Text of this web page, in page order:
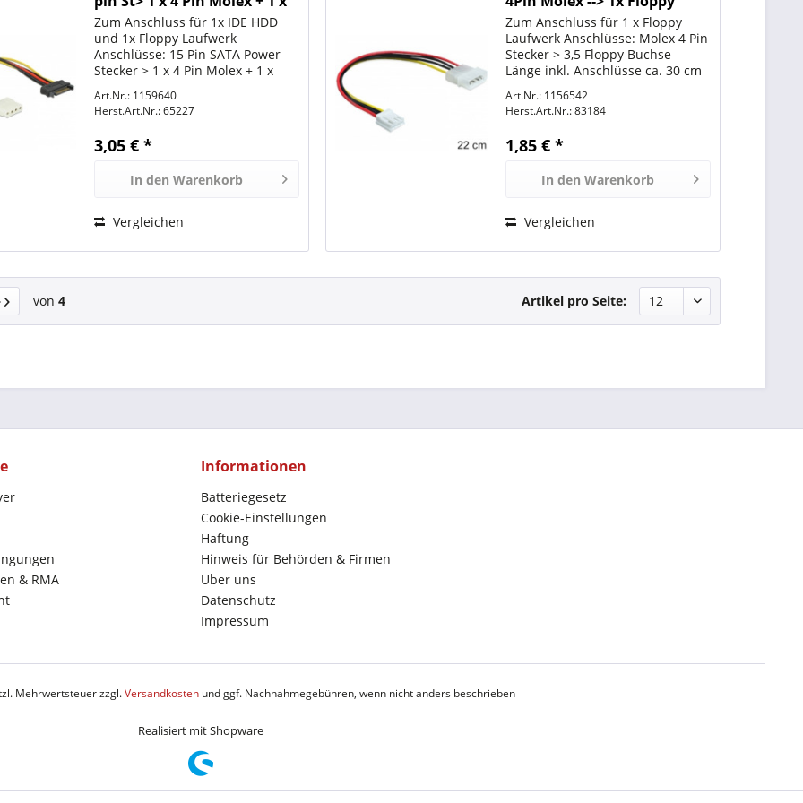
Floppy
Zum Anschluss für 1x IDE HDD
und 1x Floppy Laufwerk
Anschlüsse: 15 Pin SATA Power
Stecker > 1 x 4 Pin Molex + 1 x
Art.Nr.: 1159640
Herst.Art.Nr.:65227
3,05 € *
In den Warenkorb
Vergleichen
Buchse
Zum Anschluss für 1 x Floppy
Laufwerk Anschlüsse: Molex 4 Pin
Stecker > 3,5 Floppy Buchse
Länge inkl. Anschlüsse ca. 30 cm
Art.Nr.: 1156542
Herst.Art.Nr.:83184
1,85 € *
In den Warenkorb
Vergleichen
von 4 Artikel pro Seite:
& RMA
Informationen
Batteriegesetz
Cookie-Einstellungen
Haftung
Hinweis für Behörden & Firmen
Über uns
Datenschutz
Impressum
Mehrwertsteuer zzgl.Versandkostenund ggf. Nachnahmegebühren, wenn nicht anders beschrieben
Realisiert mit Shopware